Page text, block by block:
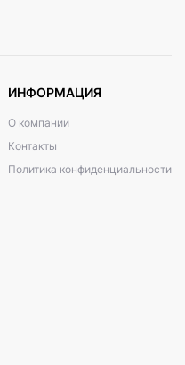
ИНФОРМАЦИЯ
О компании
Контакты
Политика конфиденциальности